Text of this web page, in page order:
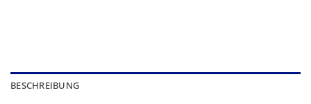
BESCHREIBUNG